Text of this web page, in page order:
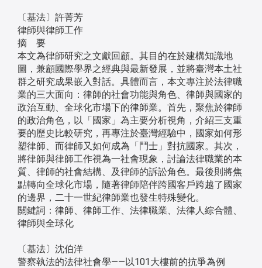
〔基法〕許菁芳
律師與律師工作
摘 要
本文為律師研究之文獻回顧。其目的在於建構知識地
圖，兼顧國際學界之經典與最新發展，並將臺灣本土社
群之研究成果嵌入對話。具體而言，本文專注於法律職
業的三大面向：律師的社會功能與角色、律師與國家的
政治互動、全球化市場下的律師業。首先，聚焦於律師
的政治角色，以「國家」為主要分析視角，介紹三支重
要的歷史比較研究，再專注於臺灣經驗中，國家如何形
塑律師、而律師又如何成為「鬥士」對抗國家。其次，
將律師與律師工作視為一社會現象，討論法律職業的本
質、律師的社會結構、及律師的訴訟角色。最後則將焦
點轉向全球化市場，隨著律師陪伴跨國客戶跨越了國家
的邊界，二十一世紀律師業也發生特殊變化。
關鍵詞：律師、律師工作、法律職業、法律人綜合體、
律師與全球化
〔基法〕沈伯洋
警察執法的法律社會學——以101大樓前的抗爭為例